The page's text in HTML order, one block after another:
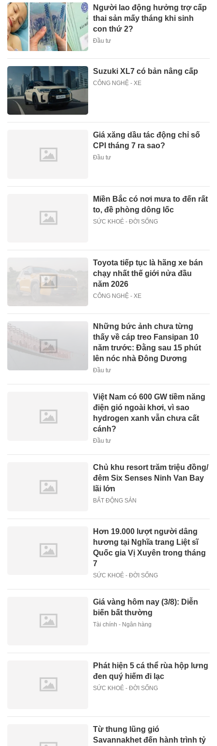
Người lao động hưởng trợ cấp
thai sản mấy tháng khi sinh
con thứ 2?
Đầu tư
Suzuki XL7 có bản nâng cấp
CÔNG NGHỆ - XE
Giá xăng dầu tác động chỉ số
CPI tháng 7 ra sao?
Đầu tư
Miền Bắc có nơi mưa to đến rất
to, đề phòng dông lốc
SỨC KHOẺ - ĐỜI SỐNG
Toyota tiếp tục là hãng xe bán
chạy nhất thế giới nửa đầu
năm 2026
CÔNG NGHỆ - XE
Những bức ảnh chưa từng
thấy về cáp treo Fansipan 10
năm trước: Đằng sau 15 phút
lên nóc nhà Đông Dương
Đầu tư
Việt Nam có 600 GW tiềm năng
điện gió ngoài khơi, vì sao
hydrogen xanh vẫn chưa cất
cánh?
Đầu tư
Chủ khu resort trăm triệu đồng/
đêm Six Senses Ninh Van Bay
lãi lớn
BẤT ĐỘNG SẢN
Hơn 19.000 lượt người dâng
hương tại Nghĩa trang Liệt sĩ
Quốc gia Vị Xuyên trong tháng
7
SỨC KHOẺ - ĐỜI SỐNG
Giá vàng hôm nay (3/8): Diễn
biến bất thường
Tài chính - Ngân hàng
Phát hiện 5 cá thể rùa hộp lưng
đen quý hiếm đi lạc
SỨC KHOẺ - ĐỜI SỐNG
Từ thung lũng gió
Savannakhet đến hành trình tỷ